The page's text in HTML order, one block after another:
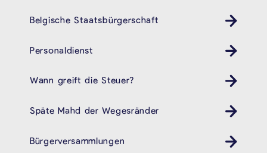
Belgische Staatsbürgerschaft
Personaldienst
Wann greift die Steuer?
Späte Mahd der Wegesränder
Bürgerversammlungen